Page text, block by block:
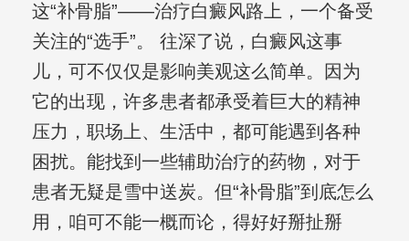
这“补骨脂”——治疗白癜风路上，一个备受
关注的“选手”。 往深了说，白癜风这事
儿，可不仅仅是影响美观这么简单。因为
它的出现，许多患者都承受着巨大的精神
压力，职场上、生活中，都可能遇到各种
困扰。能找到一些辅助治疗的药物，对于
患者无疑是雪中送炭。但“补骨脂”到底怎么
用，咱可不能一概而论，得好好掰扯掰